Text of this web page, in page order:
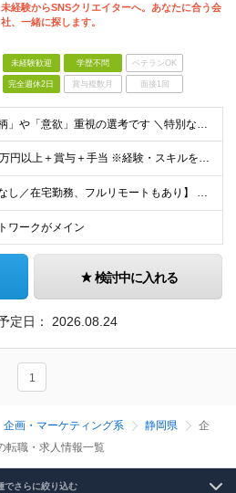
未経験からSNSクリエイターへ。あなたに合う会
社、一緒に探します。
未経験歓迎 学歴不問 ベテランOK
完全週休2日 賞与複数月 面接1回
◎「人柄」や「意欲」重視の選考です ＼特別なスキル・経験は必要なし／ ￣￣￣￣￣￣￣￣￣￣￣￣￣￣￣￣ ■完全未経験歓迎 ■学歴不問 ■第二新卒歓迎 ■既卒、フリーターの方もOK ＼こんな方が向い
月給25万円以上＋賞与＋手当 ※経験・スキルを考慮して決定します ※インセンティブが発生する案件もあります。 ※企業により内容は一部変更となる可能性があります。 ※試用期間・残業代については、紹介先
【転勤なし／在宅勤務、フルリモートもあり】 ≪47都道府県から選べる勤務地≫ 東京、神奈川、埼玉、千葉、大阪、愛知、福岡など好きな地域で働けます！ 【東京・渋谷本社】 〒150-0041 東京都渋谷
ワークがメイン
検討中に入れる
定日： 2026.08.24
1
企画・マーケティング系 静岡県
企
転職・求人情報一覧
でさらに絞り込む